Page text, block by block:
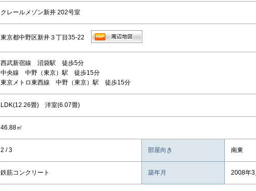
クレールメゾン新井 202号室
東京都中野区新井３丁目35-22
西武新宿線 沼袋駅 徒歩5分
中央線 中野（東京）駅 徒歩15分
東京メトロ東西線 中野（東京）駅 徒歩15分
LDK(12.26畳) 洋室(6.07畳)
46.88㎡
2 / 3 部屋向き 南東
鉄筋コンクリート 築年月 2008年3